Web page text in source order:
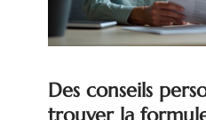
Des conseils
trouver la